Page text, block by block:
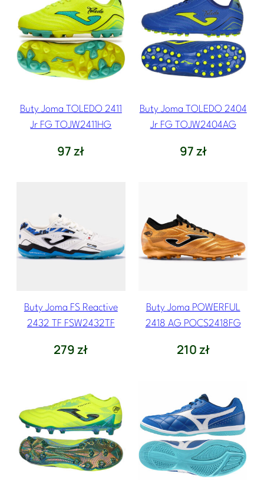
Buty Joma TOLEDO 2411
Jr FG TOJW2411HG
97zł
Buty Joma TOLEDO 2404
Jr FG TOJW2404AG
97zł
Buty Joma FS Reactive
2432 TF FSW2432TF
279zł
Buty Joma POWERFUL
2418 AG POCS2418FG
210zł